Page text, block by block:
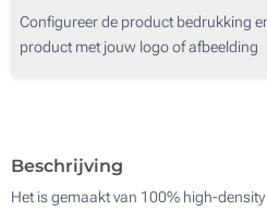
Configureer de product bedrukking
product met jouw logo of afbeelding
Beschrijving
Het is gemaakt van 100% high-